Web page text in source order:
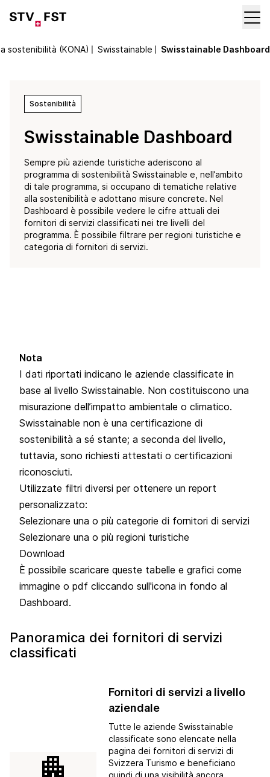
sostenibilità (KONA) 〡 Swisstainable〡 Swisstainable Dashboard
Sostenibilità
Swisstainable Dashboard
Sempre più aziende turistiche aderiscono al
programma di sostenibilità Swisstainable e, nell’ambito
di tale programma, si occupano di tematiche relative
alla sostenibilità e adottano misure concrete. Nel
Dashboard è possibile vedere le cifre attuali dei
fornitori di servizi classificati nei tre livelli del
programma. È possibile filtrare per regioni turistiche e
categoria di fornitori di servizi.
Nota
I dati riportati indicano le aziende classificate in
base al livello Swisstainable. Non costituiscono una
misurazione dell’impatto ambientale o climatico.
Swisstainable non è una certificazione di
sostenibilità a sé stante; a seconda del livello,
tuttavia, sono richiesti attestati o certificazioni
riconosciuti.
Utilizzate filtri diversi per ottenere un report
personalizzato:
Selezionare una o più categorie di fornitori di servizi
Selezionare una o più regioni turistiche
Download
È possibile scaricare queste tabelle e grafici come
immagine o pdf cliccando sull'icona in fondo al
Dashboard.
Panoramica dei fornitori di servizi
classificati
apartment
Fornitori di servizi a livello
aziendale
Tutte le aziende Swisstainable
classificate sono elencate nella
pagina dei fornitori di servizi di
Svizzera Turismo e beneficiano
quindi di una visibilità ancora